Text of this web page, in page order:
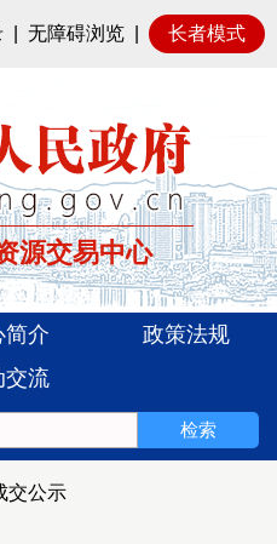
无障碍浏览 长者模式
源交易中心
简介
政策法规
交流
交公示